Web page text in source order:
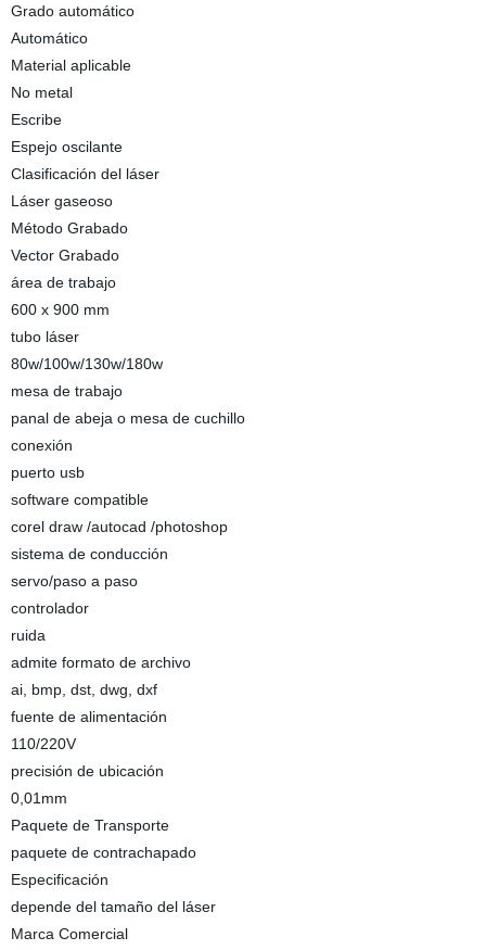
Grado automático
Automático
Material aplicable
No metal
Escribe
Espejo oscilante
Clasificación del láser
Láser gaseoso
Método Grabado
Vector Grabado
área de trabajo
600 x 900 mm
tubo láser
80w/100w/130w/180w
mesa de trabajo
panal de abeja o mesa de cuchillo
conexión
puerto usb
software compatible
corel draw /autocad /photoshop
sistema de conducción
servo/paso a paso
controlador
ruida
admite formato de archivo
ai, bmp, dst, dwg, dxf
fuente de alimentación
110/220V
precisión de ubicación
0,01mm
Paquete de Transporte
paquete de contrachapado
Especificación
depende del tamaño del láser
Marca Comercial